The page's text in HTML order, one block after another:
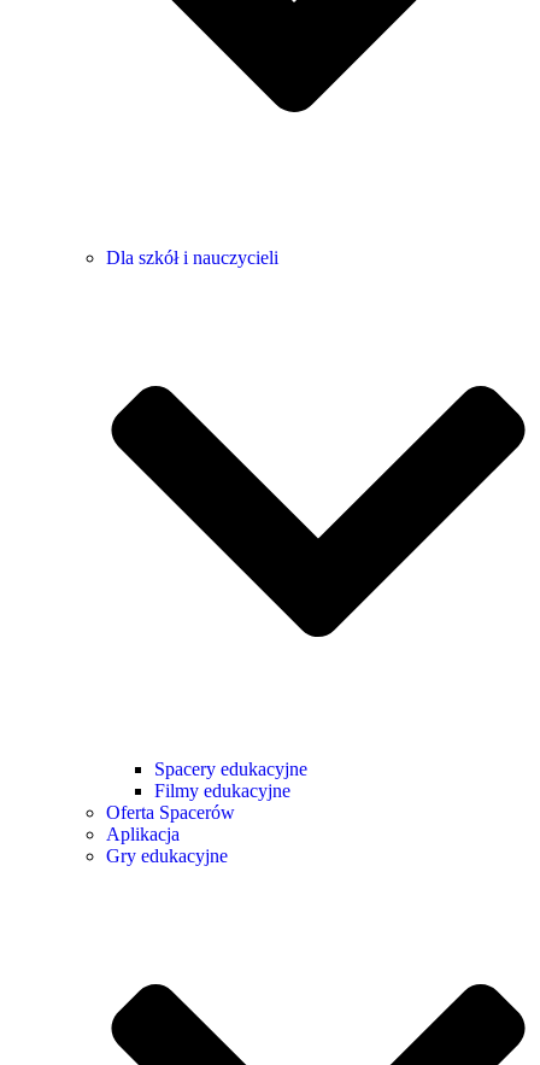
Dla szkół i nauczycieli
Spacery edukacyjne
Filmy edukacyjne
Oferta Spacerów
Aplikacja
Gry edukacyjne